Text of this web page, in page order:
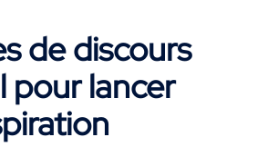
de discours
pour lancer